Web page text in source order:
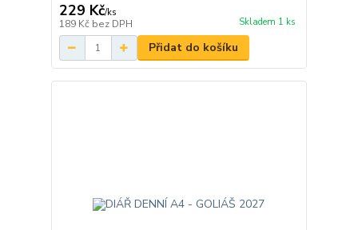
229 Kč/ks
189 Kč bez DPH Skladem 1 ks
Přidat do košíku